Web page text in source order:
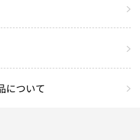
について